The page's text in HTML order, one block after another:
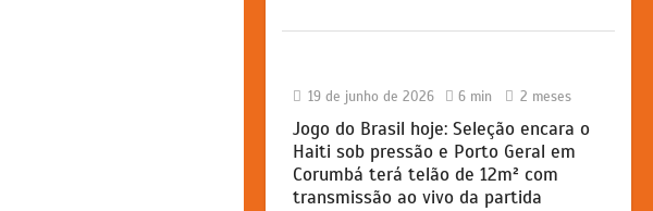
19 de junho de 2026 6 min 2 meses
Jogo do Brasil hoje: Seleção encara o
Haiti sob pressão e Porto Geral em
Corumbá terá telão de 12m² com
transmissão ao vivo da partida